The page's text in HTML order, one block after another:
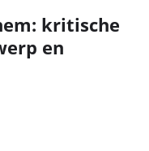
kritische
en